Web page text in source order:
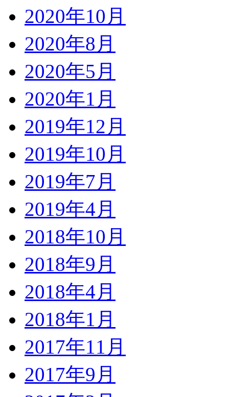
2020年10月
2020年8月
2020年5月
2020年1月
2019年12月
2019年10月
2019年7月
2019年4月
2018年10月
2018年9月
2018年4月
2018年1月
2017年11月
2017年9月